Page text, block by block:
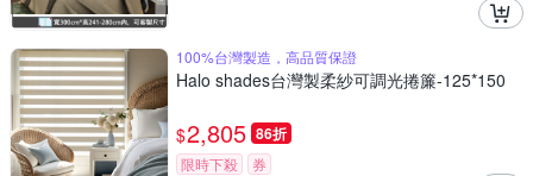
100%台灣製造，高品質保證
Halo shades台灣製柔紗可調光捲簾-125*150
$2,805 86折
限時下殺 券